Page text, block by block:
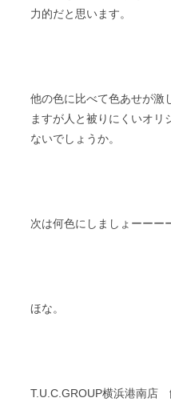
力的だと思います。
他の色に比べて色あせが激
ますが人と被りにくいオリ
ないでしょうか。
次は何色にしましょーーー
ほな。
T.U.C.GROUP横浜港南店